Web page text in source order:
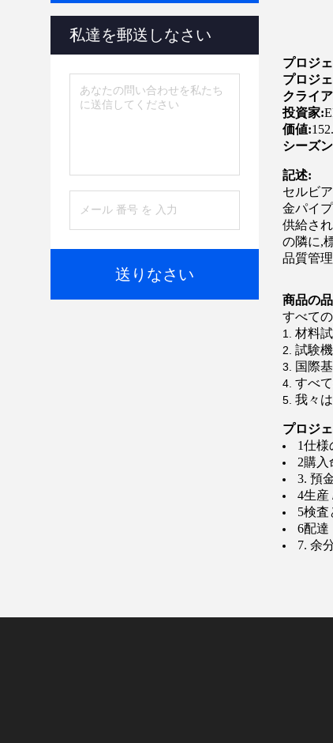
私達を郵送しなさい
送りなさい
プロジ
プロジ
クライ
投資家:
価値:
シーズ
記述:
セルビ
金パイ
供給さ
の隣に,
品質管
商品の
すべて
材料
試験
国際
すべ
我々
プロジ
1仕様
2購入
3. 預
4生産
5検査
6配達
7. 余